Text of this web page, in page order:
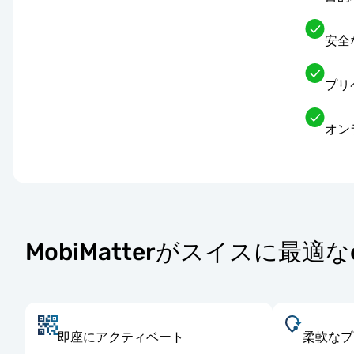
安全
プリ
オン
MobiMatterがスイスに最適な
即座にアクティベート 柔軟な